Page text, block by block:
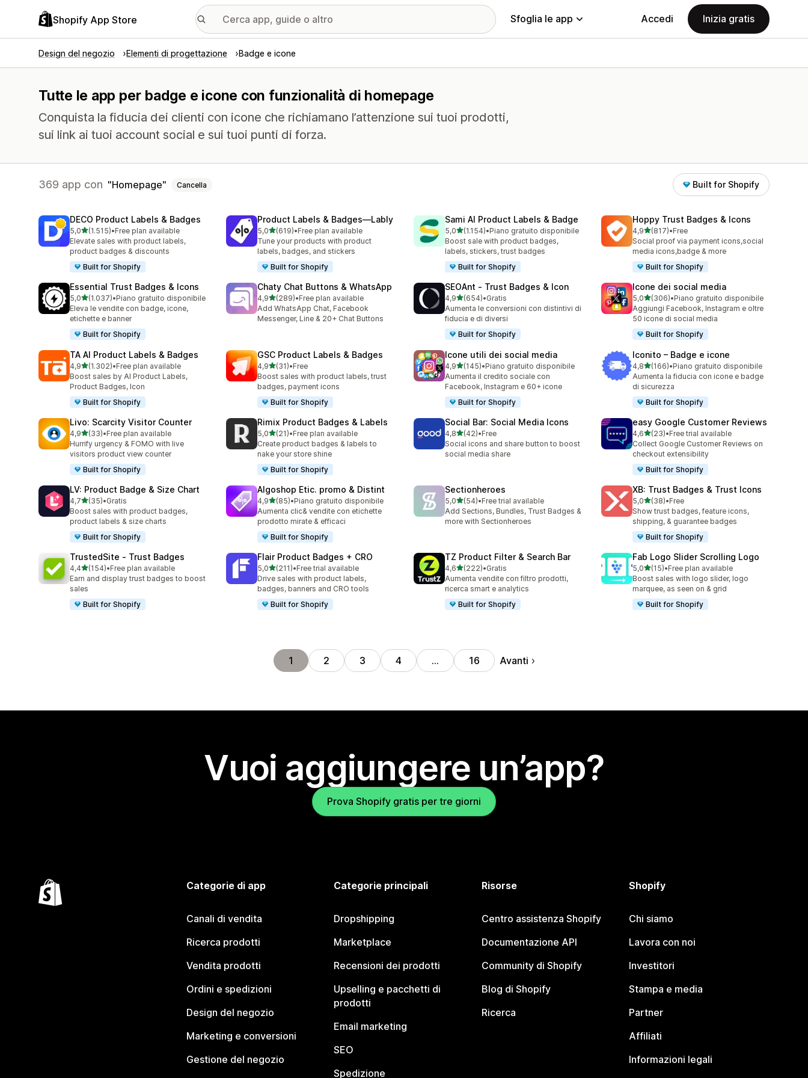
Shopify App Store Sfoglia le app Accedi Inizia gratis
Design del negozio Elementi di progettazione Badge e icone
Tutte le app per badge e icone con funzionalità di homepage
Conquista la fiducia dei clienti con icone che richiamano l’attenzione sui tuoi prodotti,
sui link ai tuoi account social e sui tuoi punti di forza.
369 app con Homepage Cancella Built for Shopify
DECO Product Labels & Badges
5,0stelle su 5
(1.515)
1515 recensioni totali
•Free plan available
Elevate sales with product labels,
product badges & discounts
Built for Shopify
Product Labels & Badges—Lably
5,0stelle su 5
(619)
619 recensioni totali
•Free plan available
Tune your products with product
labels, badges, and stickers
Built for Shopify
Sami AI Product Labels & Badge
5,0stelle su 5
(1.154)
1154 recensioni totali
•Piano gratuito disponibile
Boost sale with product badges,
labels, stickers, trust badges
Built for Shopify
Hoppy Trust Badges & Icons
4,9stelle su 5
(817)
817 recensioni totali
•Free
Social proof via payment icons,social
media icons,badge & more
Built for Shopify
Essential Trust Badges & Icons
5,0stelle su 5
(1.037)
1037 recensioni totali
•Piano gratuito disponibile
Eleva le vendite con badge, icone,
etichette e banner
Built for Shopify
Chaty Chat Buttons & WhatsApp
4,9stelle su 5
(289)
289 recensioni totali
•Free plan available
Add WhatsApp Chat, Facebook
Messenger, Line & 20+ Chat Buttons
SEOAnt ‑ Trust Badges & Icon
4,9stelle su 5
(654)
654 recensioni totali
•Gratis
Aumenta le conversioni con distintivi di
fiducia e di diversi
Built for Shopify
Icone dei social media
5,0stelle su 5
(306)
306 recensioni totali
•Piano gratuito disponibile
Aggiungi Facebook, Instagram e oltre
50 icone di social media
Built for Shopify
TA AI Product Labels & Badges
4,9stelle su 5
(1.302)
1302 recensioni totali
•Free plan available
Boost sales by AI Product Labels,
Product Badges, Icon
Built for Shopify
GSC Product Labels & Badges
4,9stelle su 5
(31)
31 recensioni totali
•Free
Boost sales with product labels, trust
badges, payment icons
Built for Shopify
Icone utili dei social media
4,9stelle su 5
(145)
145 recensioni totali
•Piano gratuito disponibile
Aumenta il credito sociale con
Facebook, Instagram e 60+ icone
Built for Shopify
Iconito – Badge e icone
4,8stelle su 5
(166)
166 recensioni totali
•Piano gratuito disponibile
Aumenta la fiducia con icone e badge
di sicurezza
Built for Shopify
Livo: Scarcity Visitor Counter
4,9stelle su 5
(33)
33 recensioni totali
•Free plan available
Hurrify urgency & FOMO with live
visitors product view counter
Built for Shopify
Rimix Product Badges & Labels
5,0stelle su 5
(21)
21 recensioni totali
•Free plan available
Create product badges & labels to
nake your store shine
Built for Shopify
Social Bar: Social Media Icons
4,8stelle su 5
(42)
42 recensioni totali
•Free
Social icons and share button to boost
social media share
easy Google Customer Reviews
4,6stelle su 5
(23)
23 recensioni totali
•Free trial available
Collect Google Customer Reviews on
checkout extensibility
Built for Shopify
LV: Product Badge & Size Chart
4,7stelle su 5
(35)
35 recensioni totali
•Gratis
Boost sales with product badges,
product labels & size charts
Built for Shopify
Algoshop Etic. promo & Distint
4,9stelle su 5
(85)
85 recensioni totali
•Piano gratuito disponibile
Aumenta clic& vendite con etichette
prodotto mirate & efficaci
Built for Shopify
Sectionheroes
5,0stelle su 5
(54)
54 recensioni totali
•Free trial available
Add Sections, Bundles, Trust Badges &
more with Sectionheroes
XB: Trust Badges & Trust Icons
5,0stelle su 5
(38)
38 recensioni totali
•Free
Show trust badges, feature icons,
shipping, & guarantee badges
Built for Shopify
TrustedSite ‑ Trust Badges
4,4stelle su 5
(154)
154 recensioni totali
•Free plan available
Earn and display trust badges to boost
sales
Built for Shopify
Flair Product Badges + CRO
5,0stelle su 5
(211)
211 recensioni totali
•Free trial available
Drive sales with product labels,
badges, banners and CRO tools
Built for Shopify
TZ Product Filter & Search Bar
4,6stelle su 5
(222)
222 recensioni totali
•Gratis
Aumenta vendite con filtro prodotti,
ricerca smart e analytics
Built for Shopify
Fab Logo Slider Scrolling Logo
5,0stelle su 5
(15)
15 recensioni totali
•Free plan available
Boost sales with logo slider, logo
marquee, as seen on & grid
Built for Shopify
1 2 3 4 … 16 Avanti
Vuoi aggiungere un’app?
Prova Shopify gratis per tre giorni
Categorie di app
Canali di vendita
Ricerca prodotti
Vendita prodotti
Ordini e spedizioni
Design del negozio
Marketing e conversioni
Gestione del negozio
Categorie principali
Dropshipping
Marketplace
Recensioni dei prodotti
Upselling e pacchetti di
prodotti
Email marketing
SEO
Spedizione
Risorse
Centro assistenza Shopify
Documentazione API
Community di Shopify
Blog di Shopify
Ricerca
Shopify
Chi siamo
Lavora con noi
Investitori
Stampa e media
Partner
Affiliati
Informazioni legali